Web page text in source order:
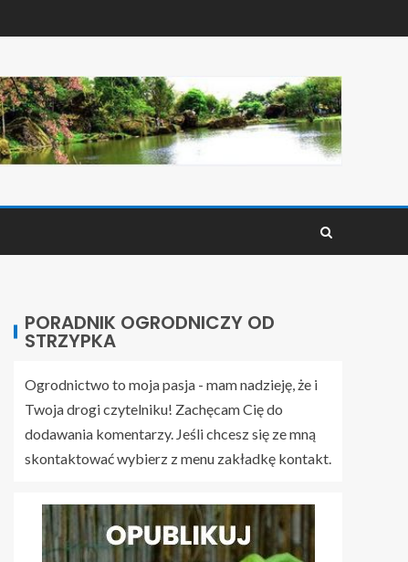
PORADNIK OGRODNICZY OD
STRZYPKA
Ogrodnictwo to moja pasja - mam nadzieję, że i
Twoja drogi czytelniku! Zachęcam Cię do
dodawania komentarzy. Jeśli chcesz się ze mną
skontaktować wybierz z menu zakładkę kontakt.